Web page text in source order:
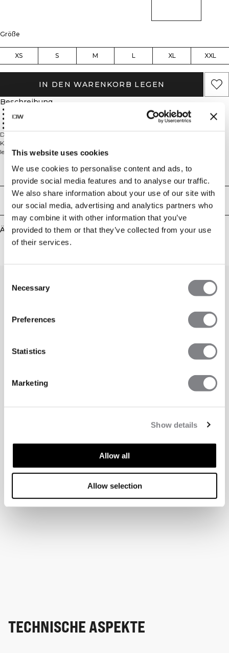
This website uses cookies
We use cookies to personalise content and ads, to
provide social media features and to analyse our traffic.
We also share information about your use of our site with
our social media, advertising and analytics partners who
may combine it with other information that you’ve
provided to them or that they’ve collected from your use
of their services.
Selection
Necessary
Preferences
Statistics
Marketing
Show details
Allow all
Allow selection
Größe
XS S M L XL XXL
IN DEN WARENKORB LEGEN
Beschreibung
Nahtloses Design
Vier-Wege-Stretch
Der Ignite Seamless Minimal Sport-BH ist für mühelose Bewegung und
Komfort konzipiert. Mit seinem schlanken, schmalen Trägerdesign und
leichter Unterstützung ist er perfekt für kleinere Cups geeignet. Hergestellt
herausnehmbare Cups für eine flexible Passform. 88% Polyamid, 12% Elastan.
Technical Aspects
Lieferung & Rückgabe
Ähnliche Produkte
TECHNISCHE ASPEKTE